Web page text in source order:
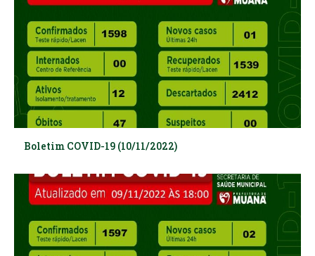
Boletim COVID-19 (10/11/2022)